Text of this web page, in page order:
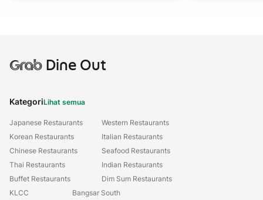
GrabDine Out
KategoriLihat semua
Japanese Restaurants
Korean Restaurants
Chinese Restaurants
Thai Restaurants
Buffet Restaurants
Western Restaurants
Italian Restaurants
Seafood Restaurants
Indian Restaurants
Dim Sum Restaurants
KLCC
Bangsar South